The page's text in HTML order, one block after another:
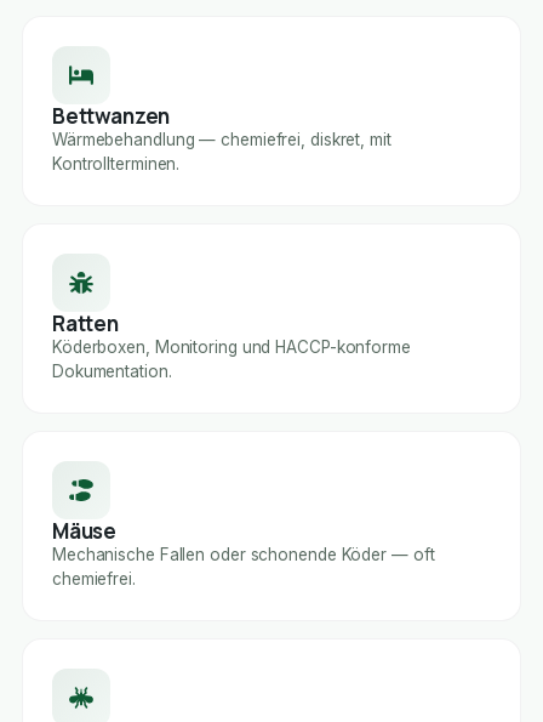
Bettwanzen
Wärmebehandlung — chemiefrei, diskret, mit
Kontrollterminen.
Ratten
Köderboxen, Monitoring und HACCP-konforme
Dokumentation.
Mäuse
Mechanische Fallen oder schonende Köder — oft
chemiefrei.